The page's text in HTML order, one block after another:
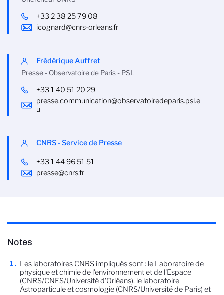
+33 2 38 25 79 08
icognard@cnrs-orleans.fr
Frédérique Auffret
Presse - Observatoire de Paris - PSL
+33 1 40 51 20 29
presse.communication@observatoiredeparis.psl.e
u
CNRS - Service de Presse
+33 1 44 96 51 51
presse@cnrs.fr
Notes
Les laboratoires CNRS impliqués sont : le Laboratoire de
physique et chimie de l'environnement et de l'Espace
(CNRS/CNES/Université d'Orléans), le laboratoire
Astroparticule et cosmologie (CNRS/Université de Paris) et